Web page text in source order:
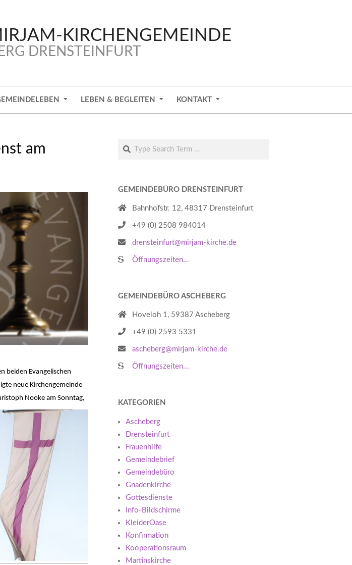
KIRCHENGEMEINDE
DRENSTEINFURT
LEBEN & BEGLEITEN KONTAKT
am
beiden Evangelischen
neue Kirchengemeinde
Nooke am Sonntag,
Search
GEMEINDEBÜRO DRENSTEINFURT
Bahnhofstr. 12, 48317 Drensteinfurt
+49 (0) 2508 984014
drensteinfurt@mirjam-kirche.de
Öffnungszeiten...
GEMEINDEBÜRO ASCHEBERG
Hoveloh 1, 59387 Ascheberg
+49 (0) 2593 5331
ascheberg@mirjam-kirche.de
Öffnungszeiten...
KATEGORIEN
Ascheberg
Drensteinfurt
Frauenhilfe
Gemeindebrief
Gemeindebüro
Gnadenkirche
Gottesdienste
Info-Bildschirme
KleiderOase
Konfirmation
Kooperationsraum
Martinskirche